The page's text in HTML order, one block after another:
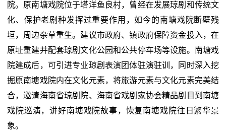
院。原南塘戏院位于塔洋鱼良村，曾经在发展琼剧和传统文
化、保护老剧种发挥过重要作用，如今的南塘戏院断壁残
垣，周边杂草重生。建议市政府、镇政府保障资金投入，在
原址重建并配套琼剧文化公园和公共停车场等设施。南塘戏
院建成后，可引进专业琼剧表演团体驻演驻训，同时深入挖
掘原南塘戏院内在文化元素，将旅游元素与文化元素完美结
合，邀请海南省琼剧院、海南省戏剧家协会精品剧目到南塘
戏院巡演，讲好南塘戏院故事，恢复南塘戏院往日繁华景
象。